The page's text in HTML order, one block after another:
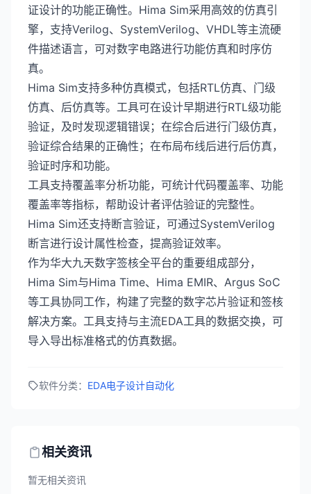
证设计的功能正确性。Hima Sim采用高效的仿真引
擎，支持Verilog、SystemVerilog、VHDL等主流硬
件描述语言，可对数字电路进行功能仿真和时序仿
真。
Hima Sim支持多种仿真模式，包括RTL仿真、门级
仿真、后仿真等。工具可在设计早期进行RTL级功能
验证，及时发现逻辑错误；在综合后进行门级仿真，
验证综合结果的正确性；在布局布线后进行后仿真，
验证时序和功能。
工具支持覆盖率分析功能，可统计代码覆盖率、功能
覆盖率等指标，帮助设计者评估验证的完整性。
Hima Sim还支持断言验证，可通过SystemVerilog
断言进行设计属性检查，提高验证效率。
作为华大九天数字签核全平台的重要组成部分，
Hima Sim与Hima Time、Hima EMIR、Argus SoC
等工具协同工作，构建了完整的数字芯片验证和签核
解决方案。工具支持与主流EDA工具的数据交换，可
导入导出标准格式的仿真数据。
软件分类： EDA电子设计自动化
相关资讯
暂无相关资讯